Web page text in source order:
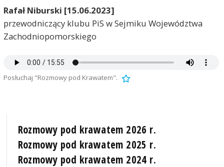
Rafał Niburski [15.06.2023]
przewodniczący klubu PiS w Sejmiku Województwa
Zachodniopomorskiego
Posłuchaj "Rozmowy pod Krawatem".
Rozmowy pod krawatem 2026 r.
Rozmowy pod krawatem 2025 r.
Rozmowy pod krawatem 2024 r.